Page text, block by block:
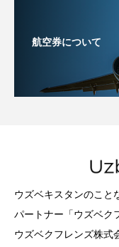
航空券について
ウズベキスタンのこと
パートナー「ウズベク
ウズベクフレンズ株式